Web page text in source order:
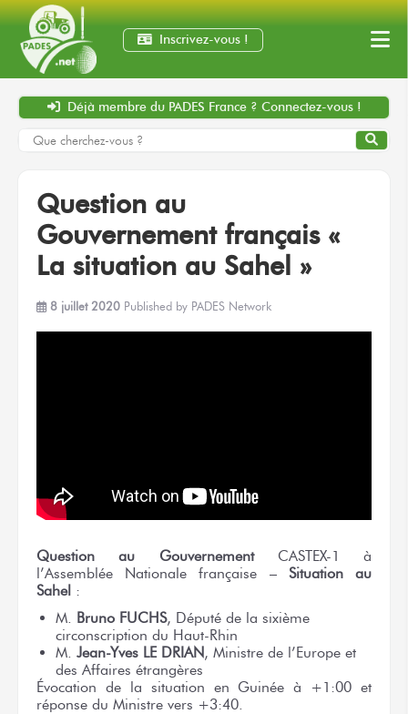
Inscrivez-vous !
Déjà membre du PADES France ? Connectez-vous !
Question au
Gouvernement français «
La situation au Sahel »
8 juillet 2020 Published by PADES Network
Question au GouvernementCASTEX-1 à
l’Assemblée Nationale française – Situation au
Sahel :
M. Bruno FUCHS, Député de la sixième
circonscription du Haut-Rhin
M.Jean-Yves LE DRIAN, Ministre de l’Europe et
des Affaires étrangères
Évocation de la situation en Guinée à +1:00 et
réponse du Ministre vers +3:40.